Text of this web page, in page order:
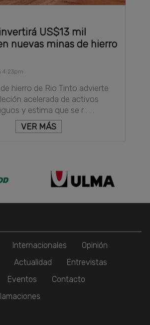
US$13 mil
nuevas minas de hierro
hierro de Rio Tinto advierte
acelerada de activos
y estima que se r . . .
VER MÁS
Internacionales
Opinión
Actualidad
Entrevistas
Eventos
Contacto